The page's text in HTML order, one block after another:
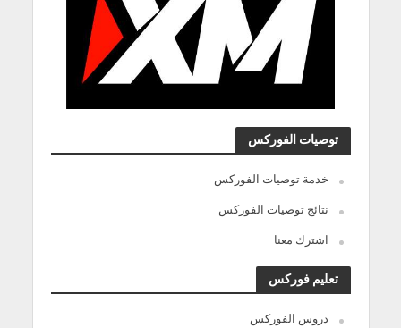
توصيات الفوركس
خدمة توصيات الفوركس
نتائج توصيات الفوركس
اشترك معنا
تعليم فوركس
دروس الفوركس